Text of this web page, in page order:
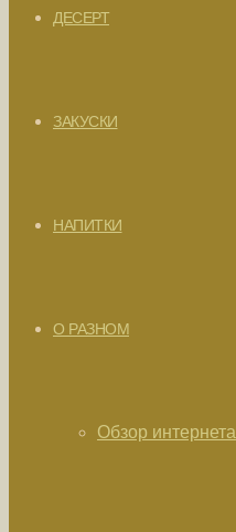
ДЕСЕРТ
ЗАКУСКИ
НАПИТКИ
О РАЗНОМ
Обзор интернета